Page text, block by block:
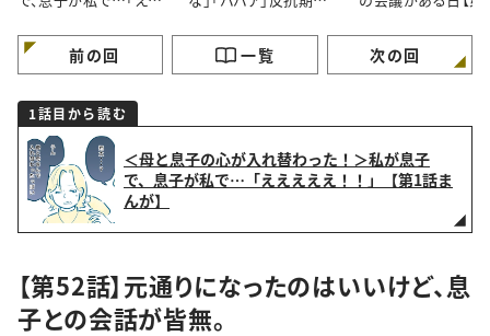
が】 まんが】
前の回 一覧 次の回
1話目から読む
＜母と息子の心が入れ替わった！＞私が息子
で、息子が私で…「えええええ！！」【第1話ま
んが】
【第52話】元通りになったのはいいけど、息
子との会話が皆無。